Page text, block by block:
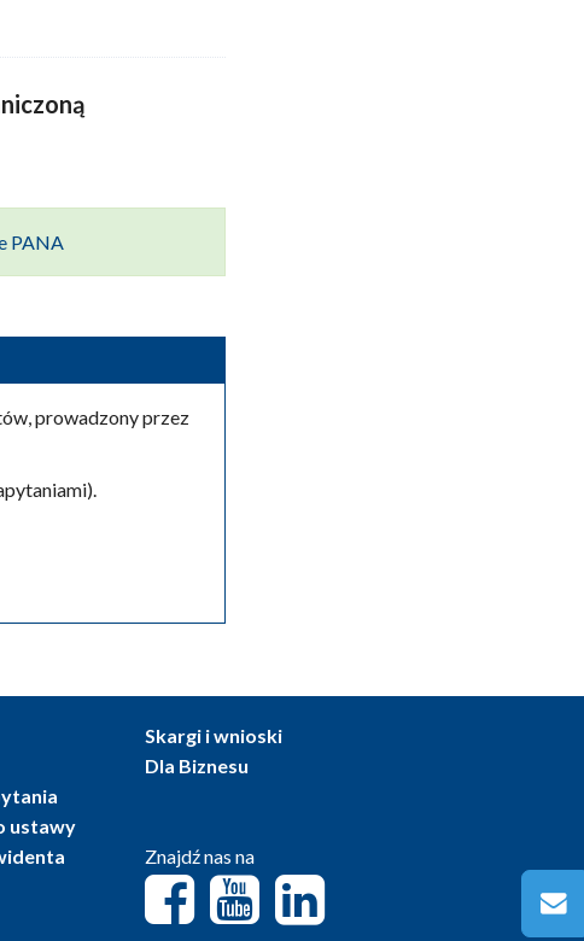
PANA
prowadzony przez
ustawy
Skargi i wnioski
Dla Biznesu
Znajdź nas na